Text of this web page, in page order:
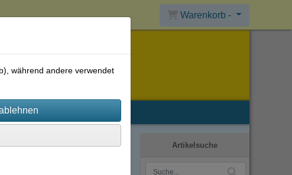
Warenkorb -
Artikelsuche
während andere verwendet